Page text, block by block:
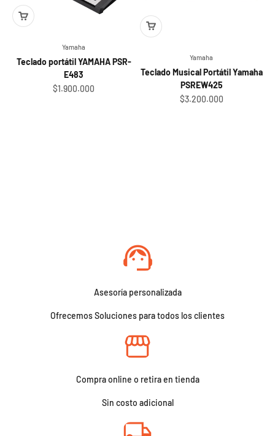
Yamaha
Teclado portátil YAMAHA PSR-
E483
Sale price
$1.900.000
Yamaha
Teclado Musical Portátil Yamaha
PSREW425
Sale price
$3.200.000
Asesoría personalizada
Ofrecemos Soluciones para todos los clientes
Compra online o retira en tienda
Sin costo adicional